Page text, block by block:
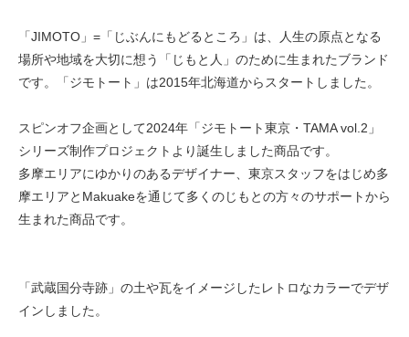
「JIMOTO」=「じぶんにもどるところ」は、人生の原点となる
場所や地域を大切に想う「じもと人」のために生まれたブランド
です。「ジモトート」は2015年北海道からスタートしました。
スピンオフ企画として2024年「ジモトート東京・TAMA vol.2」
シリーズ制作プロジェクトより誕生しました商品です。
多摩エリアにゆかりのあるデザイナー、東京スタッフをはじめ多
摩エリアとMakuakeを通じて多くのじもとの方々のサポートから
生まれた商品です。
「武蔵国分寺跡」の土や瓦をイメージしたレトロなカラーでデザ
インしました。